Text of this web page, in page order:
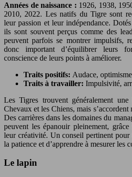
Années de naissance : 1926, 1938,
2010, 2022. Les natifs du Tigre sont
leur passion et leur indépendance.
ils sont souvent perçus comme des
peuvent parfois se montrer impulsifs,
donc important d’équilibrer leurs
conscience de leurs points à améliorer.
Traits positifs: Audace,
Traits à travailler: Impulsivité,
Les Tigres trouvent généralement
Chevaux et les Chiens, mais s’accordent
Des carrières dans les domaines du
peuvent les épanouir pleinement,
leur créativité. Un conseil pertinent
la patience et d’apprendre à mesurer les
Le lapin